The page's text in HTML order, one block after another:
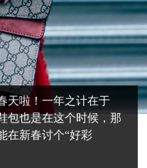
天啦！一年之计在于
包也是在这个时候，那
在新春讨个“好彩